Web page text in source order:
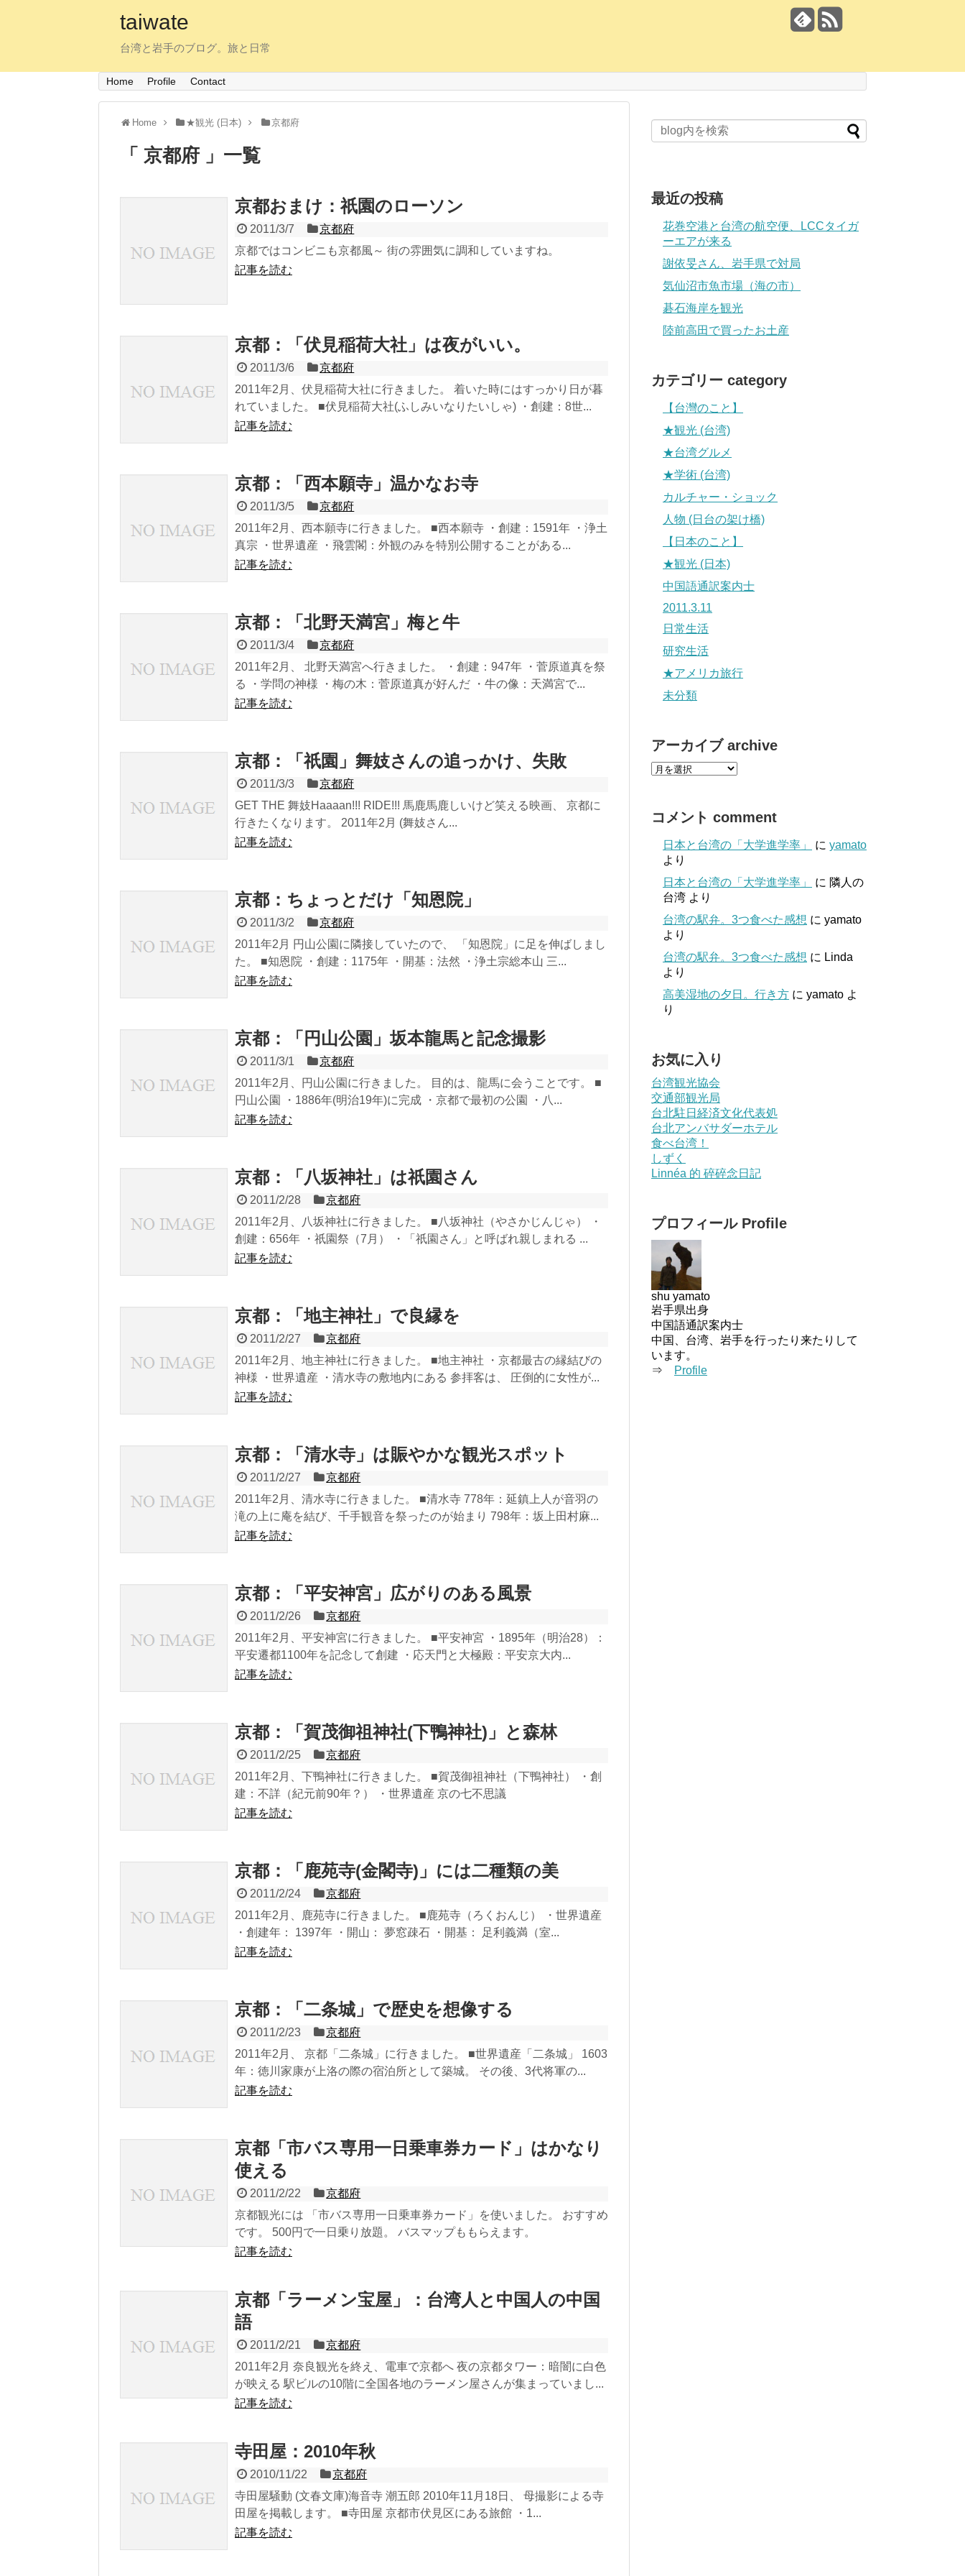
taiwate
台湾と岩手のブログ。旅と日常
Home Profile Contact
Home ★観光 (日本) 京都府
「 京都府 」一覧
京都おまけ：祇園のローソン
2011/3/7
京都府
京都ではコンビニも京都風～ 街の雰囲気に調和していますね。
記事を読む
京都：「伏見稲荷大社」は夜がいい。
2011/3/6
京都府
2011年2月、伏見稲荷大社に行きました。 着いた時にはすっかり日が暮
れていました。 ■伏見稲荷大社(ふしみいなりたいしゃ) ・創建：8世...
記事を読む
京都：「西本願寺」温かなお寺
2011/3/5
京都府
2011年2月、西本願寺に行きました。 ■西本願寺 ・創建：1591年 ・浄土
真宗 ・世界遺産 ・飛雲閣：外観のみを特別公開することがある...
記事を読む
京都：「北野天満宮」梅と牛
2011/3/4
京都府
2011年2月、 北野天満宮へ行きました。 ・創建：947年 ・菅原道真を祭
る ・学問の神様 ・梅の木：菅原道真が好んだ ・牛の像：天満宮で...
記事を読む
京都：「祇園」舞妓さんの追っかけ、失敗
2011/3/3
京都府
GET THE 舞妓Haaaan!!! RIDE!!! 馬鹿馬鹿しいけど笑える映画、 京都に
行きたくなります。 2011年2月 (舞妓さん...
記事を読む
京都：ちょっとだけ「知恩院」
2011/3/2
京都府
2011年2月 円山公園に隣接していたので、 「知恩院」に足を伸ばしまし
た。 ■知恩院 ・創建：1175年 ・開基：法然 ・浄土宗総本山 三...
記事を読む
京都：「円山公園」坂本龍馬と記念撮影
2011/3/1
京都府
2011年2月、円山公園に行きました。 目的は、龍馬に会うことです。 ■
円山公園 ・1886年(明治19年)に完成 ・京都で最初の公園 ・八...
記事を読む
京都：「八坂神社」は祇園さん
2011/2/28
京都府
2011年2月、八坂神社に行きました。 ■八坂神社（やさかじんじゃ） ・
創建：656年 ・祇園祭（7月） ・「祇園さん」と呼ばれ親しまれる ...
記事を読む
京都：「地主神社」で良縁を
2011/2/27
京都府
2011年2月、地主神社に行きました。 ■地主神社 ・京都最古の縁結びの
神様 ・世界遺産 ・清水寺の敷地内にある 参拝客は、 圧倒的に女性が...
記事を読む
京都：「清水寺」は賑やかな観光スポット
2011/2/27
京都府
2011年2月、清水寺に行きました。 ■清水寺 778年：延鎮上人が音羽の
滝の上に庵を結び、千手観音を祭ったのが始まり 798年：坂上田村麻...
記事を読む
京都：「平安神宮」広がりのある風景
2011/2/26
京都府
2011年2月、平安神宮に行きました。 ■平安神宮 ・1895年（明治28）：
平安遷都1100年を記念して創建 ・応天門と大極殿：平安京大内...
記事を読む
京都：「賀茂御祖神社(下鴨神社)」と森林
2011/2/25
京都府
2011年2月、下鴨神社に行きました。 ■賀茂御祖神社（下鴨神社） ・創
建：不詳（紀元前90年？） ・世界遺産 京の七不思議
記事を読む
京都：「鹿苑寺(金閣寺)」には二種類の美
2011/2/24
京都府
2011年2月、鹿苑寺に行きました。 ■鹿苑寺（ろくおんじ） ・世界遺産
・創建年： 1397年 ・開山： 夢窓疎石 ・開基： 足利義満（室...
記事を読む
京都：「二条城」で歴史を想像する
2011/2/23
京都府
2011年2月、 京都「二条城」に行きました。 ■世界遺産「二条城」 1603
年：徳川家康が上洛の際の宿泊所として築城。 その後、3代将軍の...
記事を読む
京都「市バス専用一日乗車券カード」はかなり
使える
2011/2/22
京都府
京都観光には 「市バス専用一日乗車券カード」を使いました。 おすすめ
です。 500円で一日乗り放題。 バスマップももらえます。
記事を読む
京都「ラーメン宝屋」：台湾人と中国人の中国
語
2011/2/21
京都府
2011年2月 奈良観光を終え、電車で京都へ 夜の京都タワー：暗闇に白色
が映える 駅ビルの10階に全国各地のラーメン屋さんが集まっていまし...
記事を読む
寺田屋：2010年秋
2010/11/22
京都府
寺田屋騒動 (文春文庫)海音寺 潮五郎 2010年11月18日、 母撮影による寺
田屋を掲載します。 ■寺田屋 京都市伏見区にある旅館 ・1...
記事を読む
最近の投稿
花巻空港と台湾の航空便、LCCタイガ
ーエアが来る
謝依旻さん、岩手県で対局
気仙沼市魚市場（海の市）
碁石海岸を観光
陸前高田で買ったお土産
カテゴリー category
【台灣のこと】
★観光 (台湾)
★台湾グルメ
★学術 (台湾)
カルチャー・ショック
人物 (日台の架け橋)
【日本のこと】
★観光 (日本)
中国語通訳案内士
2011.3.11
日常生活
研究生活
★アメリカ旅行
未分類
アーカイブ archive
コメント comment
日本と台湾の「大学進学率」 に yamato
より
日本と台湾の「大学進学率」
に 隣人の
台湾 より
台湾の駅弁。3つ食べた感想 に yamato
より
台湾の駅弁。3つ食べた感想 に Linda
より
高美湿地の夕日。行き方 に yamato よ
り
お気に入り
台湾観光協会
交通部観光局
台北駐日経済文化代表処
台北アンバサダーホテル
食べ台湾！
しずく
Linnéa 的 碎碎念日記
プロフィール Profile
shu yamato
岩手県出身
中国語通訳案内士
中国、台湾、岩手を行ったり来たりして
います。
⇒
Profile